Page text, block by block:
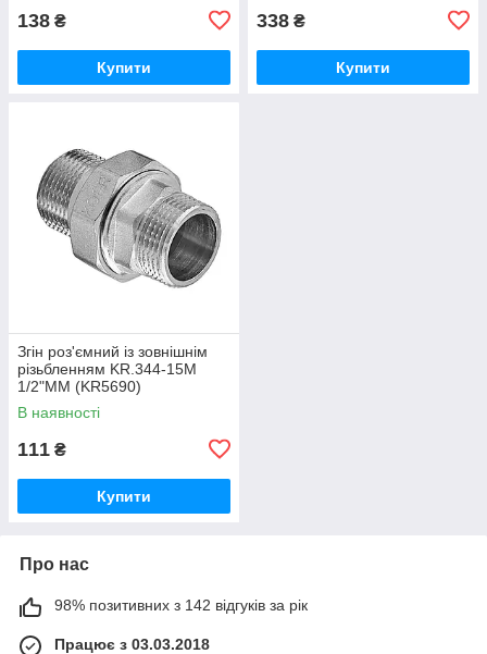
138 ₴
Купити
338 ₴
Купити
Згін роз'ємний із зовнішнім
різьбленням KR.344-15M
1/2"MM (KR5690)
В наявності
111 ₴
Купити
Про нас
98% позитивних з 142 відгуків за рік
Працює з 03.03.2018